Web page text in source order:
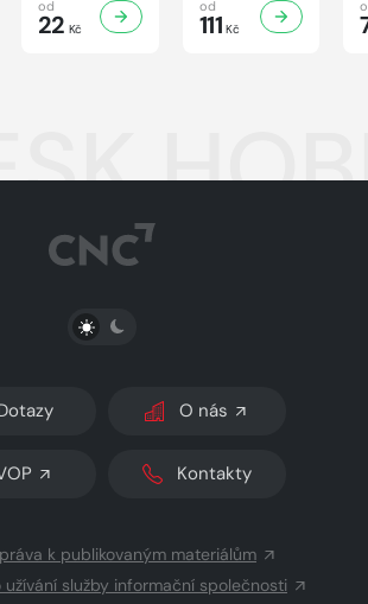
8/2026
od
22 Kč
od
111 Kč
PŘEPNOUT SVĚTLÝ/TMAVÝ REŽIM
O nás
Kontakty
k publikovaným materiálům
užívání služby informační společnosti